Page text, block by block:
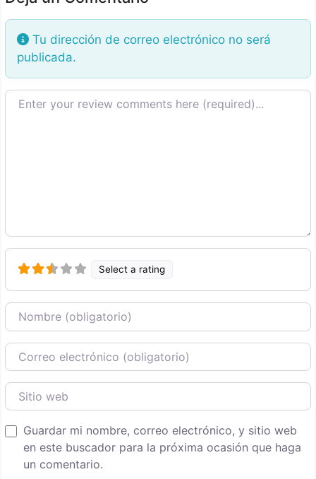
Tu dirección de correo electrónico no será
publicada.
Texto de la reseña
Select a rating
Nombre
Correo Electronico
Sitio web
Guardar mi nombre, correo electrónico, y sitio web
en este buscador para la próxima ocasión que haga
un comentario.